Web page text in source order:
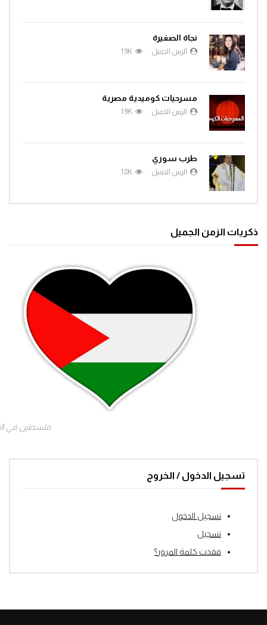
نجاة الصغيرة
الزمن الجميل 1.9K
مسرحيات كوميدية مصرية
الزمن الجميل 1.9K
طرب سوري
الزمن الجميل 1.8K
ذكريات الزمن الجميل
فلسطين في
تسجيل الدخول / الخروج
تسجيل الدخول
تسجيل
فقدت كلمة المرور؟